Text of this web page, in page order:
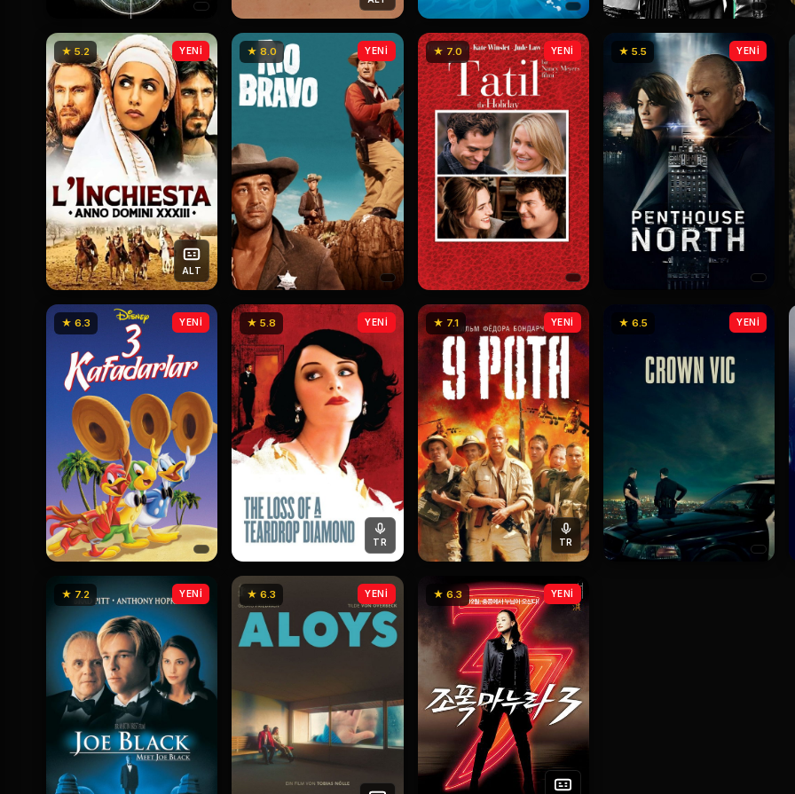
★ 5.2
ALT
YENİ ★ 8.0 YENİ ★ 7.0 YENİ ★ 5.5 YENİ
★ 6.3 YENİ ★ 5.8
TR
YENİ ★ 7.1
TR
YENİ ★ 6.5 YENİ
★ 7.2 YENİ ★ 6.3 YENİ ★ 6.3 YENİ